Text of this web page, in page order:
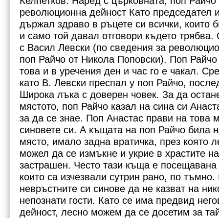
революционна дейност Като председател
държал здраво в ръцете си всички, които
и само той давал отговори където
с Васил Левски (по сведения за
поп Райчо от Никола Поповски). Поп Райчо
това и в уречения ден и час го е чакал.
като В. Левски преспал у поп Райчо,
Широка лъка с доверен човек. За да
мястото, поп Райчо казал на сина си
за да се знае. Поп Анастас прави на това
синовете си. А къщата на поп Райчо била
място, имало задна вратичка, през която
можел да се измъкне и укрие в храстите
застрашен. Често тази къща е посещавана
които са изчезвали сутрин рано, по
невръстните си синове да не казват на
непознати гости. Като се има предвид
дейност, лесно можем да се досетим за